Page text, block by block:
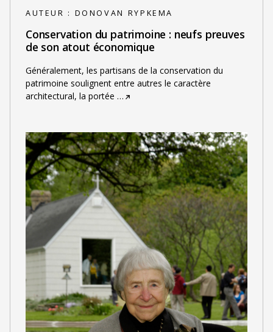
AUTEUR : DONOVAN RYPKEMA
Conservation du patrimoine : neufs preuves
de son atout économique
Généralement, les partisans de la conservation du
patrimoine soulignent entre autres le caractère
architectural, la portée …